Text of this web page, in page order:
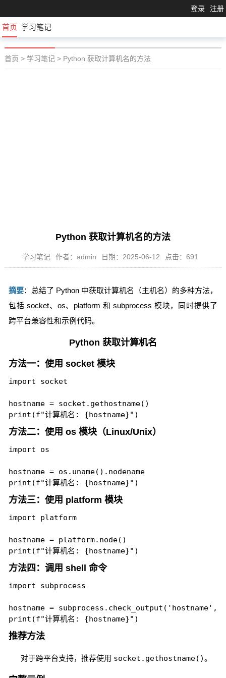
登录 注册
首页 学习笔记
首页 > 学习笔记 > Python 获取计算机名的方法
Python 获取计算机名的方法
学习笔记 作者：admin 日期：2025-06-12 点击：691
摘要：总结了 Python 中获取计算机名（主机名）的多种方法，
包括 socket、os、platform 和 subprocess 模块，同时提供了
跨平台兼容性和示例代码。
Python 获取计算机名
方法一：使用 socket 模块
import socket
hostname = socket.gethostname()
方法二：使用 os 模块（Linux/Unix）
import os
hostname = os.uname().nodename
方法三：使用 platform 模块
import platform
hostname = platform.node()
方法四：调用 shell 命令
import subprocess
hostname =
推荐方法
对于跨平台支持，推荐使用 socket.gethostname()。